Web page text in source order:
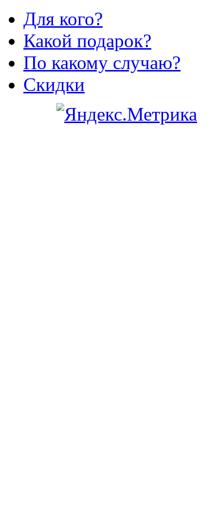
Для кого?
Какой подарок?
По какому случаю?
Скидки